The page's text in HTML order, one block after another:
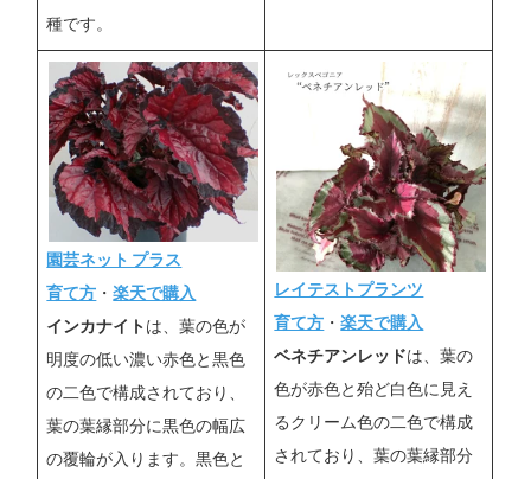
種です。
園芸ネット プラス
育て方 ・楽天で購入
インカナイト は、葉の色が
明度の低い濃い赤色と黒色
の二色で構成されており、
葉の葉縁部分に黒色の幅広
の覆輪が入ります。黒色と
レイテストプランツ
育て方 ・楽天で購入
ベネチアンレッドは、葉の
色が赤色と殆ど白色に見え
るクリーム色の二色で構成
されており、葉の葉縁部分